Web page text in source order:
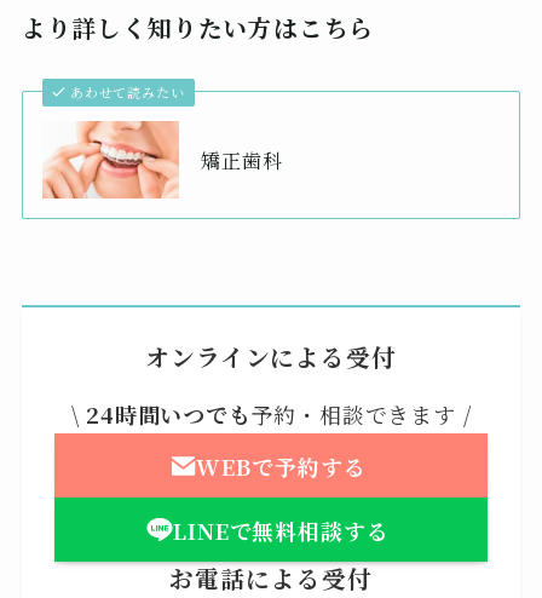
より詳しく知りたい方はこちら
あわせて読みたい
矯正歯科
オンラインによる受付
\ 24時間いつでも予約・相談できます /
WEBで予約する
LINEで無料相談する
お電話による受付